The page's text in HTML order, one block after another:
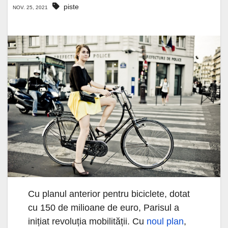
NOV. 25, 2021 piste
Cu planul anterior pentru biciclete, dotat
cu 150 de milioane de euro, Parisul a
inițiat revoluția mobilității. Cu noul plan,